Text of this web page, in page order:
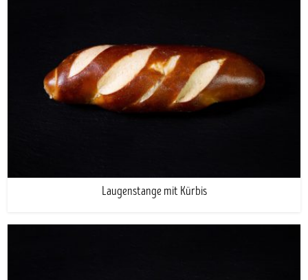
Laugenstange mit Kürbis